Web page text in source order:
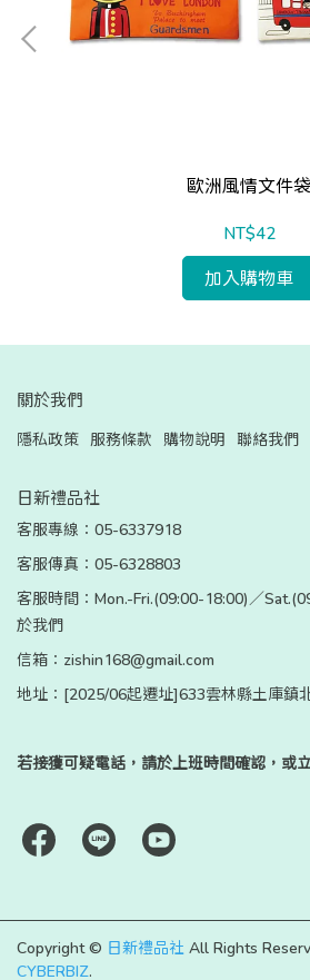
歐洲風情文件袋
NT$42
加入購物車
關於我們
隱私政策 服務條款 購物說明 聯絡我們
日新禮品社
客服專線：05-6337918
客服傳真：05-6328803
客服時間：Mon.-Fri.(09:00-18:00)／
於我們
信箱：zishin168@gmail.com
地址：[2025/06起遷址]633雲林縣土庫鎮
若接獲可疑電話，請於上班時間確認，或
Copyright © 日新禮品社 All Rights
CYBERBIZ.